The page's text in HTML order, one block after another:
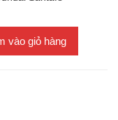
vào giỏ hàng